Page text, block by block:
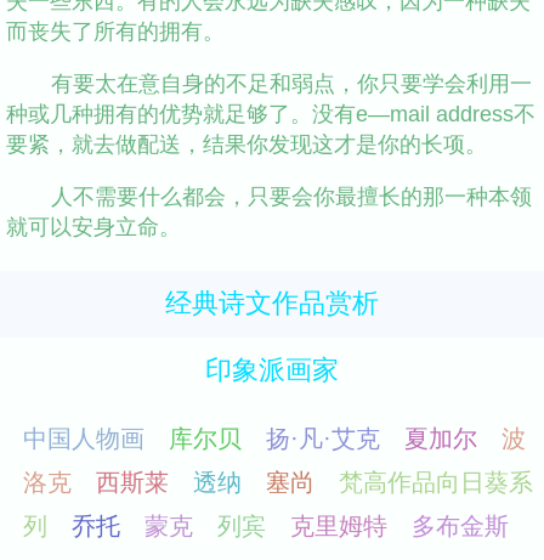
而丧失了所有的拥有。
有要太在意自身的不足和弱点，你只要学会利用一
种或几种拥有的优势就足够了。没有e—mail address不
要紧，就去做配送，结果你发现这才是你的长项。
人不需要什么都会，只要会你最擅长的那一种本领
就可以安身立命。
经典诗文作品赏析
印象派画家